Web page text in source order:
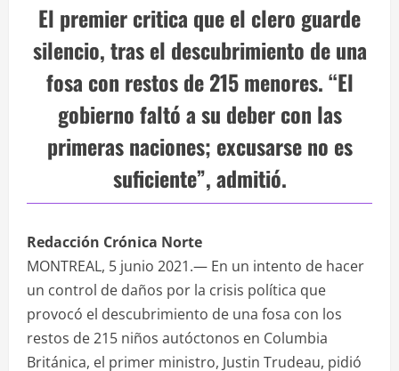
El premier critica que el clero guarde
silencio, tras el descubrimiento de una
fosa con restos de 215 menores. “El
gobierno faltó a su deber con las
primeras naciones; excusarse no es
suficiente”, admitió.
Redacción Crónica Norte
MONTREAL, 5 junio 2021.— En un intento de hacer
un control de daños por la crisis política que
provocó el descubrimiento de una fosa con los
restos de 215 niños autóctonos en Columbia
Británica, el primer ministro, Justin Trudeau, pidió